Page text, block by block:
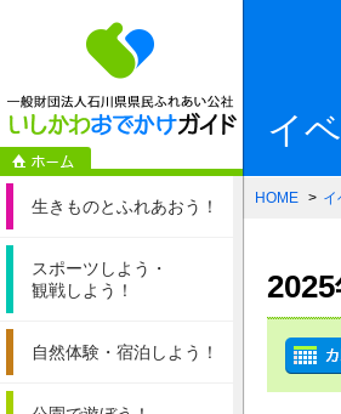
一
生きものとふれあおう！
スポーツしよう・
観戦しよう！
自然体験・ 宿泊しよう！
イ
HOME イ